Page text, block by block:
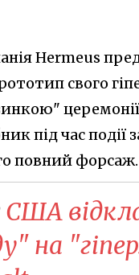
Hermeus
свого
церемонії
під час події
повний форсаж.
США
на